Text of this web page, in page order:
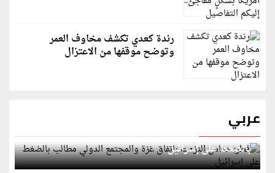
رندة كعدي تكشف مخاوف العمر
وتوضح موقفها من الاعتزال
عربي
قطر: حماس التزمت باتفاق غزة والمجتمع الدولي مطالب
بالضغط على إسرائيل